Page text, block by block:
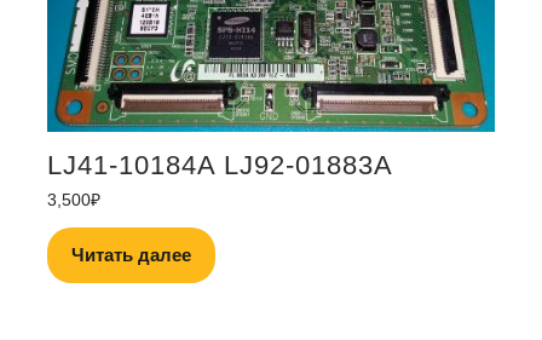
LJ41-10184A LJ92-01883A
3,500₽
Читать далее